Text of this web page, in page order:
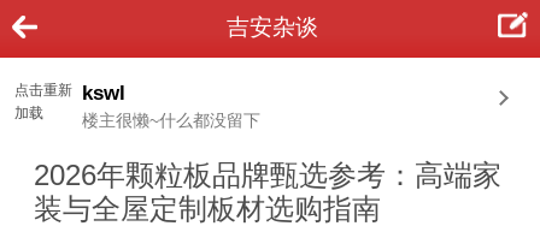
吉安杂谈
点击重新
加载
kswl
楼主很懒~什么都没留下
2026年颗粒板品牌甄选参考：高端家
装与全屋定制板材选购指南